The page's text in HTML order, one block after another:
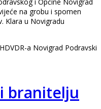
na grobu i spomen
Klara u Novigradu
a Novigrad Podravski
branitelju